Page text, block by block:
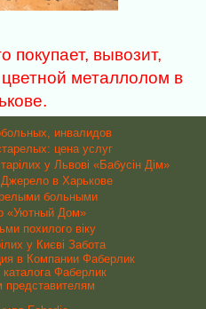
покупает, вывозит,
металлолом в
инвалидов
цена услуг
у Львові «Бабусін Дім»
в Харькове
больными
«Уютный Дом»
похилого віку
у Києві Забота
в Компании Фаберлик
Фаберлик
представителям